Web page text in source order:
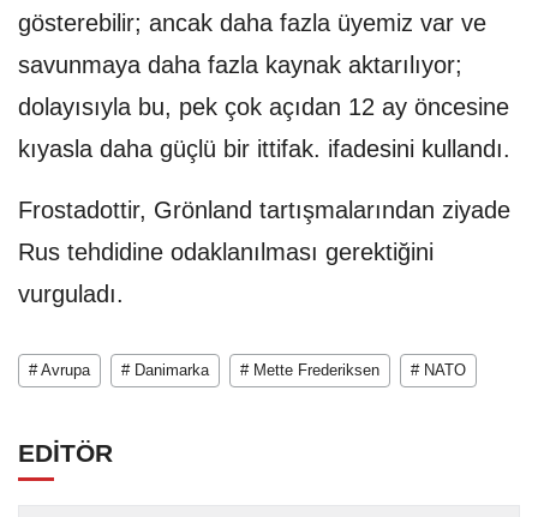
gösterebilir; ancak daha fazla üyemiz var ve
savunmaya daha fazla kaynak aktarılıyor;
dolayısıyla bu, pek çok açıdan 12 ay öncesine
kıyasla daha güçlü bir ittifak. ifadesini kullandı.
Frostadottir, Grönland tartışmalarından ziyade
Rus tehdidine odaklanılması gerektiğini
vurguladı.
# Avrupa # Danimarka # Mette Frederiksen # NATO
EDİTÖR